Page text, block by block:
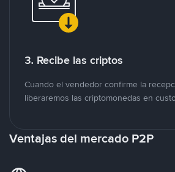
3. Recibe las criptos
Cuando el vendedor confirme la
liberaremos las criptomonedas en
Ventajas del mercado P2P